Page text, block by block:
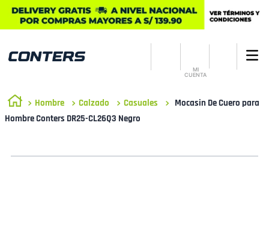
MI
CUENTA
Hombre Calzado Casuales
Mocasin De Cuero para
Hombre Conters DR25-CL26Q3 Negro